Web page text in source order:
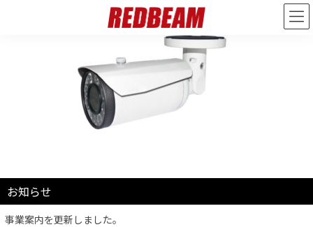
お知らせ
事業案内を更新しました。